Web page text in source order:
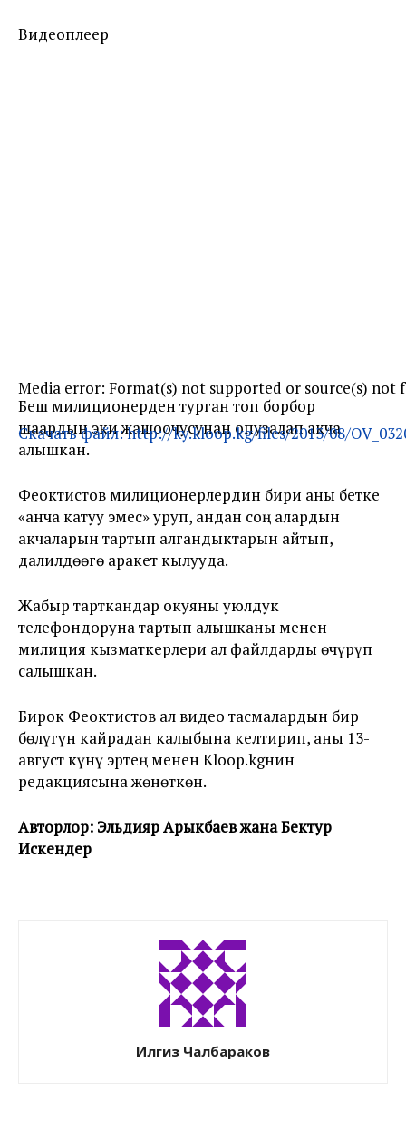
Видеоплеер
Media error: Format(s) not supported or source(s) not
Скачать файл: http://ky.kloop.kg/files/2013/08/
00:00
Беш милиционерден турган топ борбор
шаардын эки жашоочусунан опузалап акча
алышкан.
Феоктистов милиционерлердин бири аны бетке
«анча катуу эмес» уруп, андан соң алардын
акчаларын тартып алгандыктарын айтып,
далилдөөгө аракет кылууда.
Жабыр тарткандар окуяны уюлдук
телефондоруна тартып алышканы менен
милиция кызматкерлери ал файлдарды өчүрүп
салышкан.
Бирок Феоктистов ал видео тасмалардын бир
бөлүгүн кайрадан калыбына келтирип, аны 13-
август күнү эртең менен Kloop.kgнин
редакциясына жөнөткөн.
Авторлор: Эльдияр Арыкбаев жана Бектур
Искендер
Илгиз Чалбараков